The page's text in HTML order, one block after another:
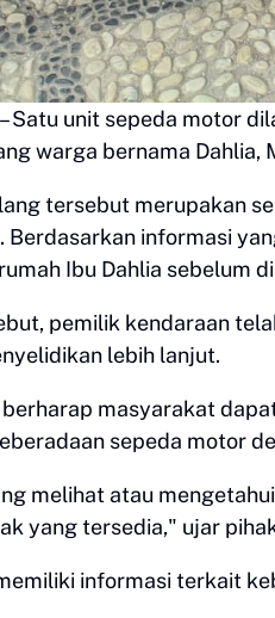
– Satu unit sepeda motor
warga bernama Dahlia,
tersebut merupakan
. Berdasarkan informasi
Ibu Dahlia sebelum
pemilik kendaraan
lebih lanjut.
masyarakat
sepeda motor
melihat atau
yang tersedia," ujar
informasi terkait